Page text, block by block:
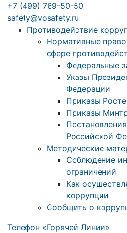
+7 (499) 769-50-50
safety@vosafety.ru
Противодействие
Нормативные
сфере
Федеральные
Указы
Федерации
Приказы
Приказы
Российской
Методические
Соблюдение
ограничений
Как
коррупции
Сообщить о
Телефон «Горячей Линии»